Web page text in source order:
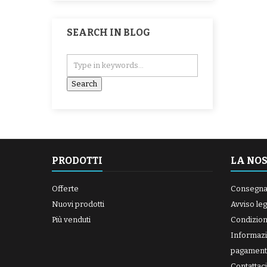
SEARCH IN BLOG
PRODOTTI
Offerte
Nuovi prodotti
Più venduti
LA
Consegna
Avviso